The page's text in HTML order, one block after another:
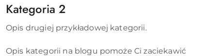
Kategoria 2
Opis drugiej przykładowej kategorii.
Opis kategorii na blogu pomoże Ci zaciekawić